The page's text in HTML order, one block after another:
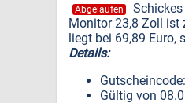
Abgelaufen
Schickes
Monitor 23,8 Zoll ist
liegt bei 69,89 Euro,
Details:
Gutscheincode:
Gültig von